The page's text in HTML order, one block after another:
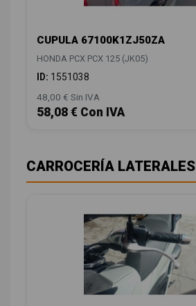
CUPULA 67100K1ZJ50ZA
HONDA PCX PCX 125 (JK05)
ID: 1551038
48,00 € Sin IVA
58,08 € Con IVA
CARROCERÍA LATERALES